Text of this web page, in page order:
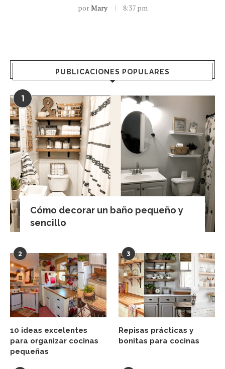
porMary 8:37 pm
PUBLICACIONES POPULARES
1
Cómo decorar un baño pequeño y
sencillo
2
10 ideas excelentes
para organizar cocinas
pequeñas
3
Repisas prácticas y
bonitas para cocinas